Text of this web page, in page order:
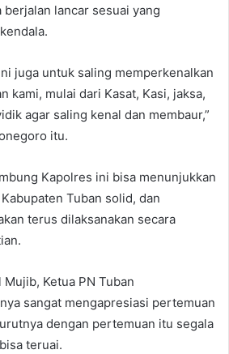
berjalan lancar sesuai yang
juga untuk saling memperkenalkan
kami, mulai dari Kasat, Kasi, jaksa,
agar saling kenal dan membaur,”
itu.
Kapolres ini bisa menunjukkan
Tuban solid, dan
terus dilaksanakan secara
Ketua PN Tuban
sangat mengapresiasi pertemuan
dengan pertemuan itu segala
teruai.